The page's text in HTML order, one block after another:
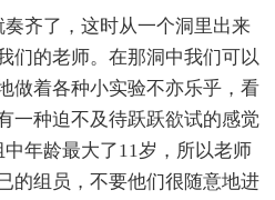
齐了，这时从一个洞里出来
们的老师。在那洞中我们可以
做着各种小实验不亦乐乎，看
一种迫不及待跃跃欲试的感觉
年龄最大了11岁，所以老师
的组员，不要他们很随意地进